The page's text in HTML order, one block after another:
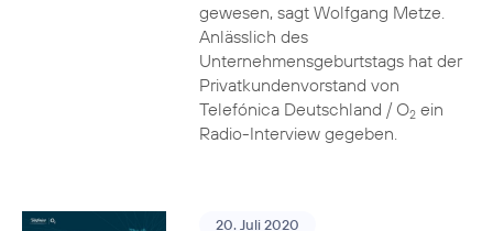
gewesen, sagt Wolfgang Metze.
Anlässlich des
Unternehmensgeburtstags hat der
Privatkundenvorstand von
Telefónica Deutschland / O2ein
Radio-Interview gegeben.
20. Juli 2020